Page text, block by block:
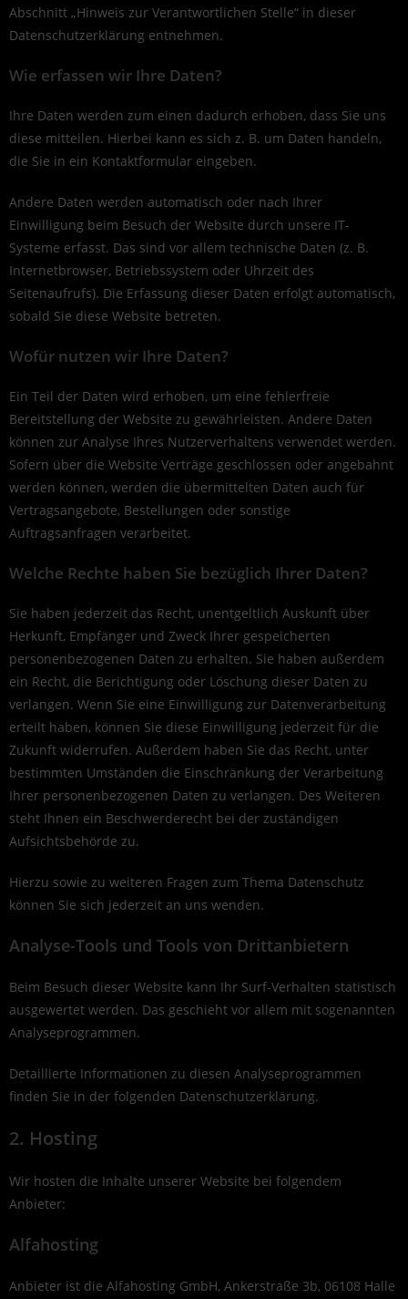
Abschnitt „Hinweis zur Verantwortlichen Stelle“ in dieser
Datenschutzerklärung entnehmen.
Wie erfassen wir Ihre Daten?
Ihre Daten werden zum einen dadurch erhoben, dass Sie uns
diese mitteilen. Hierbei kann es sich z. B. um Daten handeln,
die Sie in ein Kontaktformular eingeben.
Andere Daten werden automatisch oder nach Ihrer
Einwilligung beim Besuch der Website durch unsere IT-
Systeme erfasst. Das sind vor allem technische Daten (z. B.
Internetbrowser, Betriebssystem oder Uhrzeit des
Seitenaufrufs). Die Erfassung dieser Daten erfolgt automatisch,
sobald Sie diese Website betreten.
Wofür nutzen wir Ihre Daten?
Ein Teil der Daten wird erhoben, um eine fehlerfreie
Bereitstellung der Website zu gewährleisten. Andere Daten
können zur Analyse Ihres Nutzerverhaltens verwendet werden.
Sofern über die Website Verträge geschlossen oder angebahnt
werden können, werden die übermittelten Daten auch für
Vertragsangebote, Bestellungen oder sonstige
Auftragsanfragen verarbeitet.
Welche Rechte haben Sie bezüglich Ihrer Daten?
Sie haben jederzeit das Recht, unentgeltlich Auskunft über
Herkunft, Empfänger und Zweck Ihrer gespeicherten
personenbezogenen Daten zu erhalten. Sie haben außerdem
ein Recht, die Berichtigung oder Löschung dieser Daten zu
verlangen. Wenn Sie eine Einwilligung zur Datenverarbeitung
erteilt haben, können Sie diese Einwilligung jederzeit für die
Zukunft widerrufen. Außerdem haben Sie das Recht, unter
bestimmten Umständen die Einschränkung der Verarbeitung
Ihrer personenbezogenen Daten zu verlangen. Des Weiteren
steht Ihnen ein Beschwerderecht bei der zuständigen
Aufsichtsbehörde zu.
Hierzu sowie zu weiteren Fragen zum Thema Datenschutz
können Sie sich jederzeit an uns wenden.
Analyse-Tools und Tools von Dritt­anbietern
Beim Besuch dieser Website kann Ihr Surf-Verhalten statistisch
ausgewertet werden. Das geschieht vor allem mit sogenannten
Analyseprogrammen.
Detaillierte Informationen zu diesen Analyseprogrammen
finden Sie in der folgenden Datenschutzerklärung.
2. Hosting
Wir hosten die Inhalte unserer Website bei folgendem
Anbieter:
Alfahosting
Anbieter ist die Alfahosting GmbH, Ankerstraße 3b, 06108 Halle